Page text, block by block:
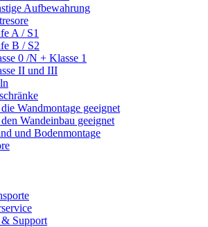
Aufbewahrung
A / S1
B / S2
0 /N + Klasse 1
II und III
Wandmontage geeignet
Wandeinbau geeignet
und Bodenmontage
Support